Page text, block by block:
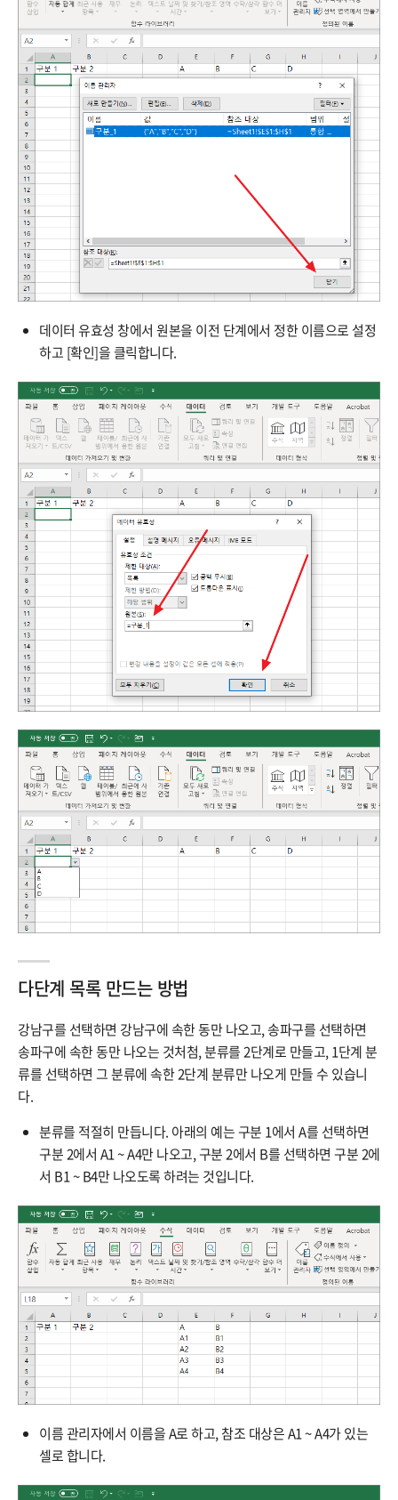
데이터 유효성 창에서 원본을 이전 단계에서 정한 이름으로 설정
하고 [확인]을 클릭합니다.
다단계 목록 만드는 방법
강남구를 선택하면 강남구에 속한 동만 나오고, 송파구를 선택하면
송파구에 속한 동만 나오는 것처첨, 분류를 2단계로 만들고, 1단계 분
류를 선택하면 그 분류에 속한 2단계 분류만 나오게 만들 수 있습니
다.
분류를 적절히 만듭니다. 아래의 예는 구분 1에서 A를 선택하면
구분 2에서 A1 ~ A4만 나오고, 구분 2에서 B를 선택하면 구분 2에
서 B1 ~ B4만 나오도록 하려는 것입니다.
이름 관리자에서 이름을 A로 하고, 참조 대상은 A1 ~ A4가 있는
셀로 합니다.